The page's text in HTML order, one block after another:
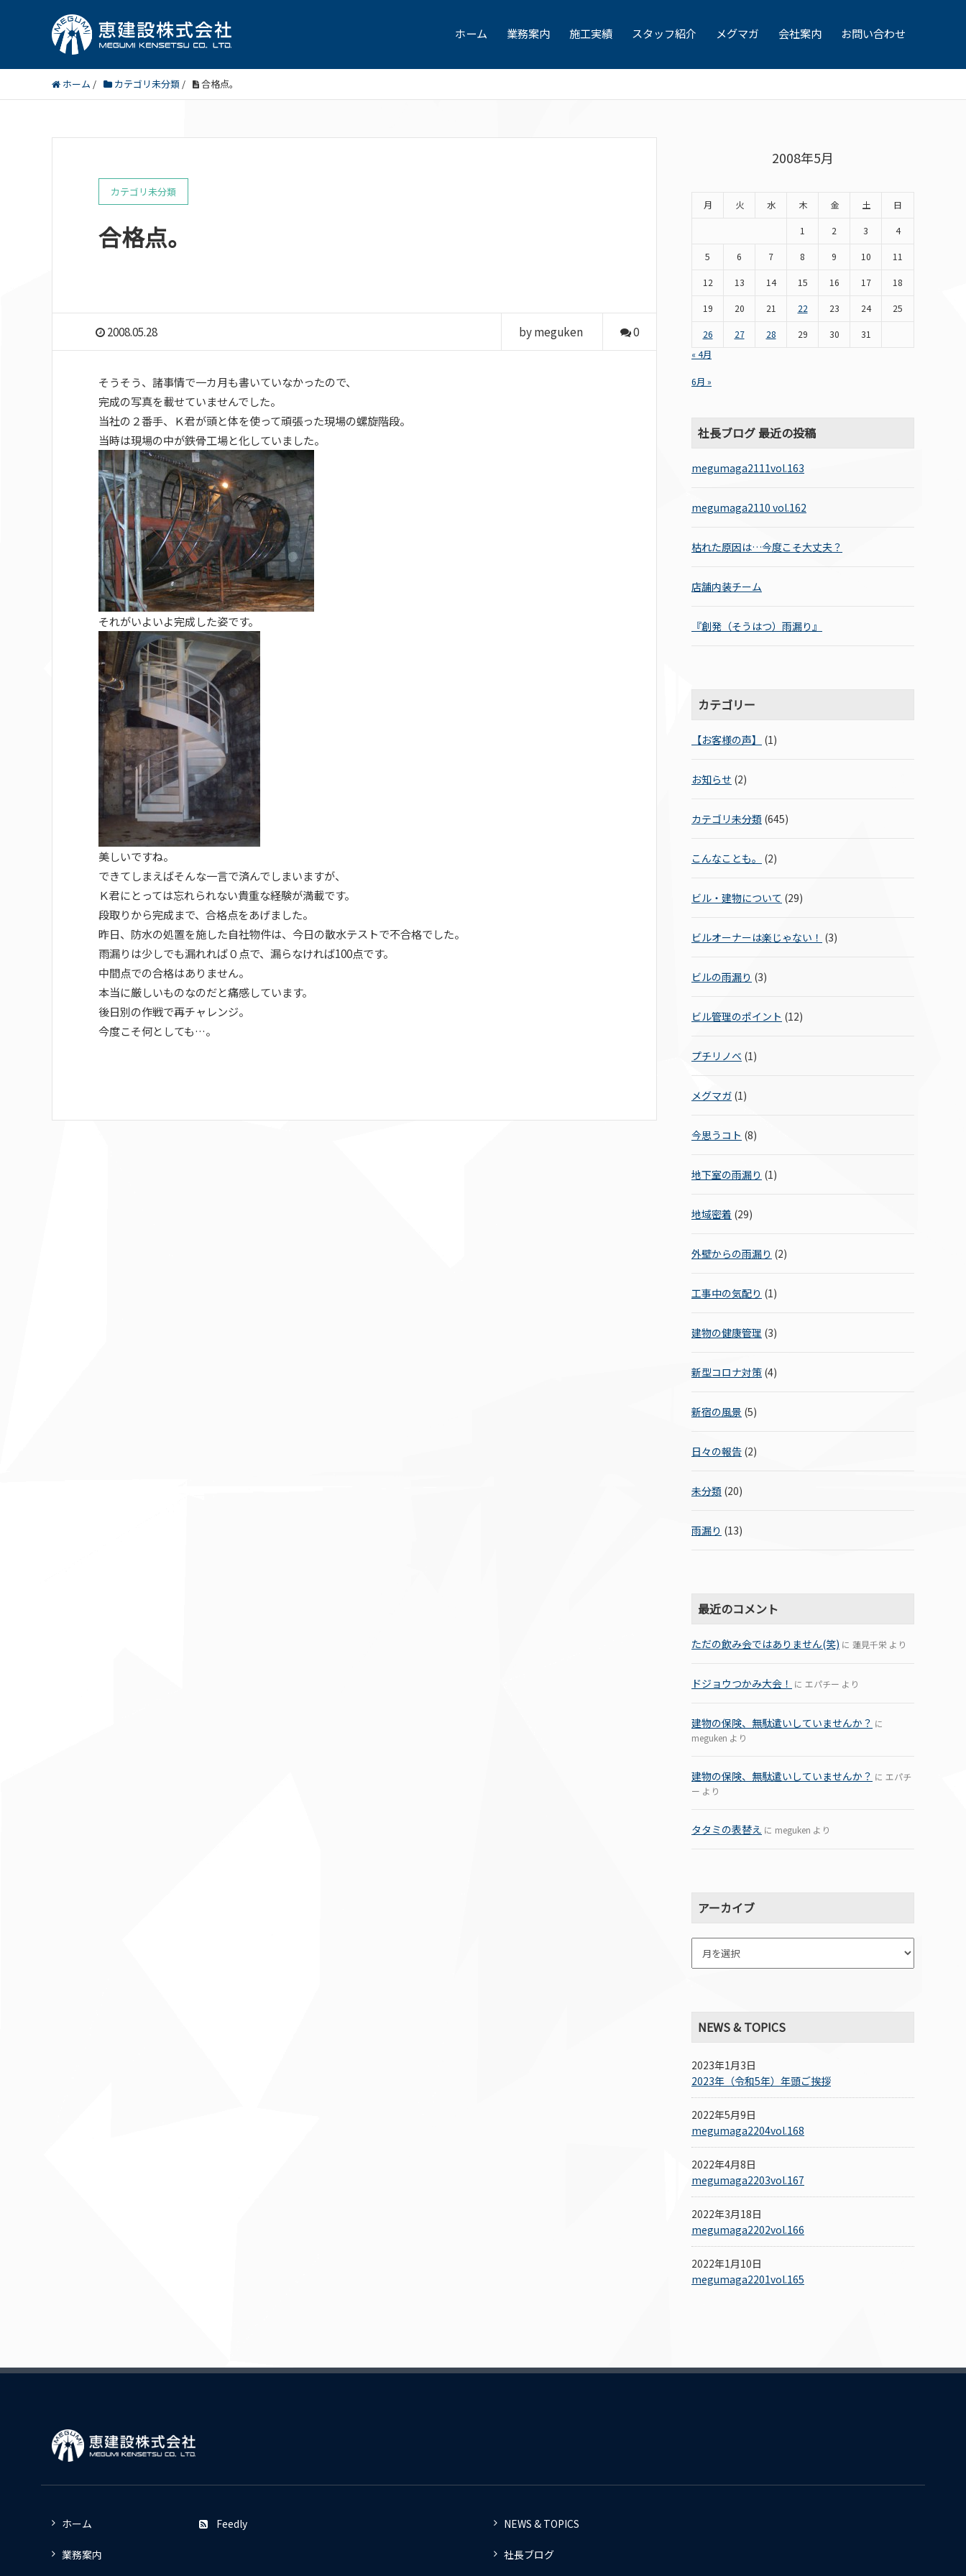
ホーム 業務案内 施工実績 スタッフ紹介 メグマガ 会社案内 お問い合わせ
ホーム / カテゴリ未分類 / 合格点。
カテゴリ未分類
合格点。
2008.05.28 by meguken 0
そうそう、諸事情で一カ月も書いていなかったので、
完成の写真を載せていませんでした。
当社の２番手、Ｋ君が頭と体を使って頑張った現場の螺旋階段。
当時は現場の中が鉄骨工場と化していました。
それがいよいよ完成した姿です。
美しいですね。
できてしまえばそんな一言で済んでしまいますが、
Ｋ君にとっては忘れられない貴重な経験が満載です。
段取りから完成まで、合格点をあげました。
昨日、防水の処置を施した自社物件は、今日の散水テストで不合格でした。
雨漏りは少しでも漏れれば０点で、漏らなければ100点です。
中間点での合格はありません。
本当に厳しいものなのだと痛感しています。
後日別の作戦で再チャレンジ。
今度こそ何としても…。
2008年5月
月 火 水 木 金 土
日
1
2 3
4
5
6 7 8 9 10
11
12
13 14 15 16 17
18
19
20 21 22 23 24
25
26
27 28 29 30
31
« 4月
6月 »
社長ブログ 最近の投稿
megumaga2111vol.163
megumaga2110 vol.162
枯れた原因は…今度こそ大丈夫？
店舗内装チーム
『創発（そうはつ）雨漏り』
カテゴリー
【お客様の声】 (1)
お知らせ (2)
カテゴリ未分類 (645)
こんなことも。 (2)
ビル・建物について (29)
ビルオーナーは楽じゃない！ (3)
ビルの雨漏り (3)
ビル管理のポイント (12)
プチリノベ (1)
メグマガ (1)
今思うコト (8)
地下室の雨漏り (1)
地域密着 (29)
外壁からの雨漏り (2)
工事中の気配り (1)
建物の健康管理 (3)
新型コロナ対策 (4)
新宿の風景 (5)
日々の報告 (2)
未分類 (20)
雨漏り (13)
最近のコメント
ただの飲み会ではありません(笑) に 蓮見千栄 より
ドジョウつかみ大会！ に エパチー より
建物の保険、無駄遣いしていませんか？ に
meguken より
建物の保険、無駄遣いしていませんか？ に エパチ
ー より
タタミの表替え に meguken より
アーカイブ
NEWS & TOPICS
2023年1月3日
2023年（令和5年）年頭ご挨拶
2022年5月9日
megumaga2204vol.168
2022年4月8日
megumaga2203vol.167
2022年3月18日
megumaga2202vol.166
2022年1月10日
megumaga2201vol.165
ホーム
業務案内
Feedly NEWS & TOPICS
社長ブログ